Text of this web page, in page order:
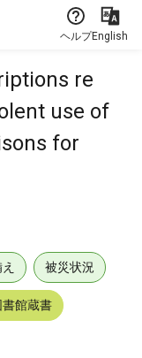
ヘルプEnglish
re
use of
for
被災状況
館蔵書